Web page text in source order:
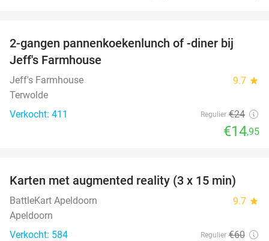
38%
2-gangen pannenkoekenlunch of -diner bij
Jeff's Farmhouse
Jeff's Farmhouse 9.7 star
Terwolde
Verkocht: 411
Regulier €24
€14,95
35%
Karten met augmented reality (3 x 15 min)
BattleKart Apeldoorn 9.7 star
Apeldoorn
Verkocht: 584
Regulier €60